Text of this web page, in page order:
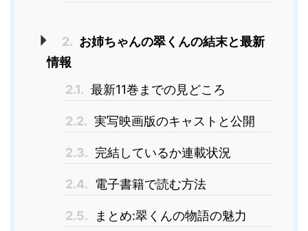
2. お姉ちゃんの翠くんの結末と最新
情報
2.1. 最新11巻までの見どころ
2.2. 実写映画版のキャストと公開
2.3. 完結しているか連載状況
2.4. 電子書籍で読む方法
2.5. まとめ:翠くんの物語の魅力